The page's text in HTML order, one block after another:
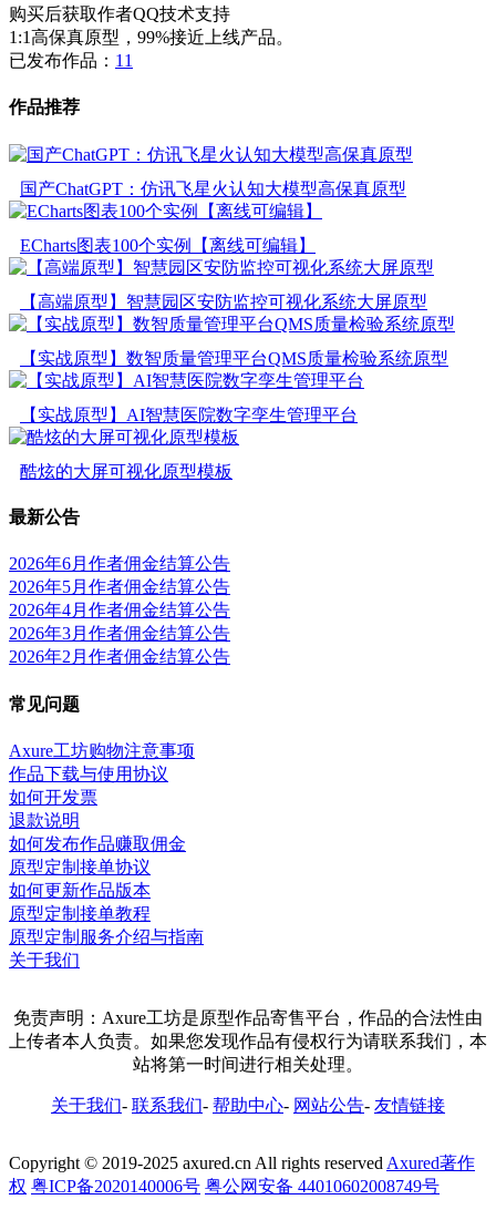
购买后获取作者QQ技术支持
1:1高保真原型，99%接近上线产品。
已发布作品： 11
作品推荐
国产ChatGPT：仿讯飞星火认知大模型高保真原型
ECharts图表100个实例【离线可编辑】
【高端原型】智慧园区安防监控可视化系统大屏原型
【实战原型】数智质量管理平台QMS质量检验系统原型
【实战原型】AI智慧医院数字孪生管理平台
酷炫的大屏可视化原型模板
最新公告
2026年6月作者佣金结算公告
2026年5月作者佣金结算公告
2026年4月作者佣金结算公告
2026年3月作者佣金结算公告
2026年2月作者佣金结算公告
常见问题
Axure工坊购物注意事项
作品下载与使用协议
如何开发票
退款说明
如何发布作品赚取佣金
原型定制接单协议
如何更新作品版本
原型定制接单教程
原型定制服务介绍与指南
关于我们
免责声明：Axure工坊是原型作品寄售平台，作品的合法性由
上传者本人负责。如果您发现作品有侵权行为请联系我们，本
站将第一时间进行相关处理。
关于我们- 联系我们- 帮助中心- 网站公告- 友情链接
Copyright © 2019-2025 axured.cn All rights reserved Axured著作
权 粤ICP备2020140006号 粤公网安备 44010602008749号